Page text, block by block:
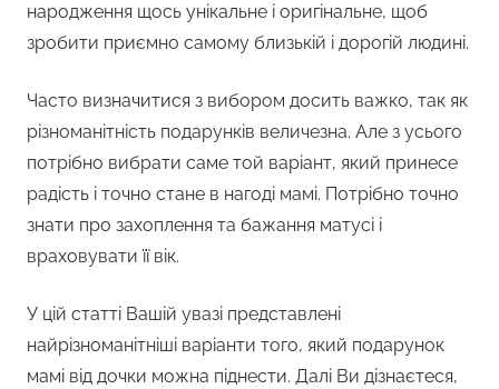
народження щось унікальне і оригінальне, щоб
зробити приємно самому близькій і дорогій людині.
Часто визначитися з вибором досить важко, так як
різноманітність подарунків величезна. Але з усього
потрібно вибрати саме той варіант, який принесе
радість і точно стане в нагоді мамі. Потрібно точно
знати про захоплення та бажання матусі і
враховувати її вік.
У цій статті Вашій увазі представлені
найрізноманітніші варіанти того, який подарунок
мамі від дочки можна піднести. Далі Ви дізнаєтеся,